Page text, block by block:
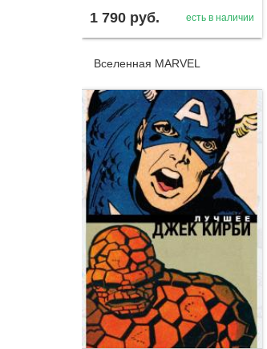
1 790 руб. есть в наличии
Вселенная MARVEL